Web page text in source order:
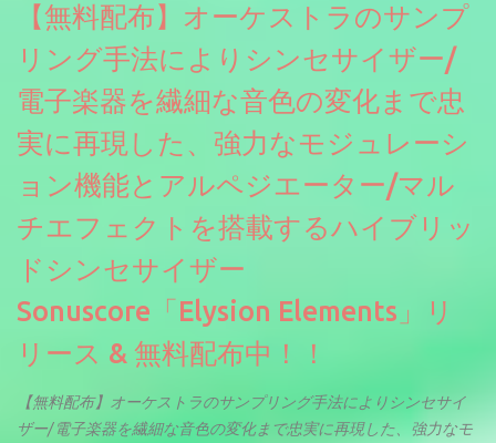
【無料配布】オーケストラのサンプ
リング手法によりシンセサイザー/
電子楽器を繊細な音色の変化まで忠
実に再現した、強力なモジュレーシ
ョン機能とアルペジエーター/マル
チエフェクトを搭載するハイブリッ
ドシンセサイザー
Sonuscore「Elysion Elements」リ
リース & 無料配布中！！
【無料配布】オーケストラのサンプリング手法によりシンセサイ
ザー/電子楽器を繊細な音色の変化まで忠実に再現した、強力なモ